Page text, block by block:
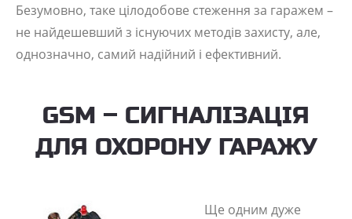
Безумовно, таке цілодобове стеження за гаражем –
не найдешевший з існуючих методів захисту, але,
однозначно, самий надійний і ефективний.
GSM – СИГНАЛІЗАЦІЯ
ДЛЯ ОХОРОНУ ГАРАЖУ
Ще одним дуже